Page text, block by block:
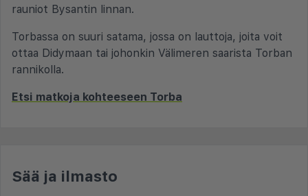
rauniot Bysantin linnan.
Torbassa on suuri satama, jossa on lauttoja, joita voit
ottaa Didymaan tai johonkin Välimeren saarista Torban
rannikolla.
Etsi matkoja kohteeseen Torba
Sää ja ilmasto